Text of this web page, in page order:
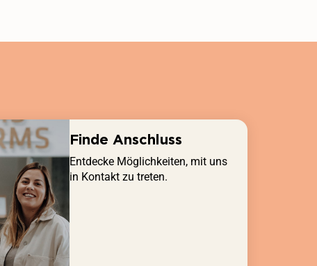
Finde Anschluss
Entdecke Möglichkeiten, mit uns
in Kontakt zu treten.